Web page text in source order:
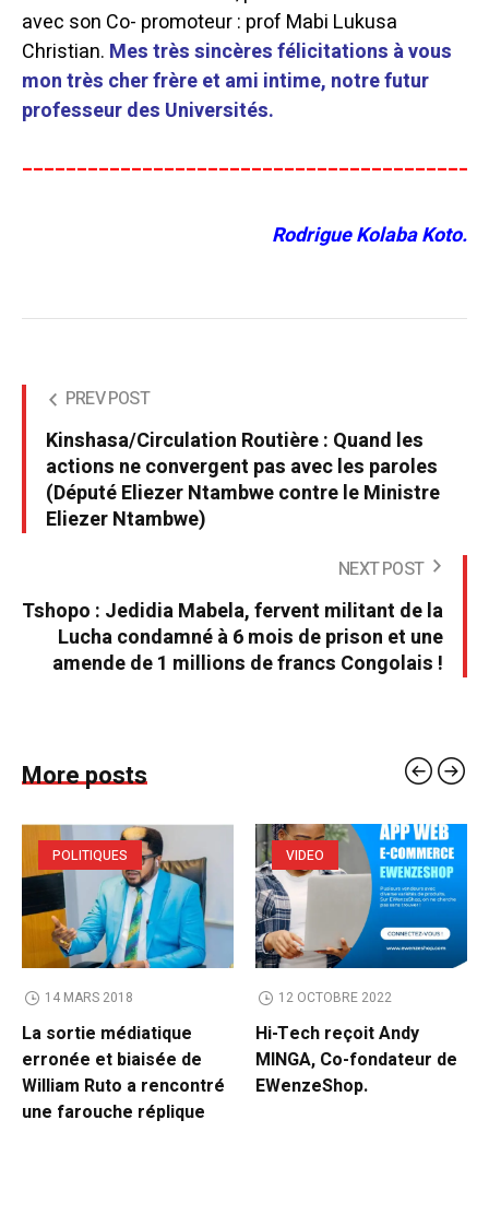
avec son Co- promoteur : prof Mabi Lukusa
Christian. Mes très sincères félicitations à vous
mon très cher frère et ami intime, notre futur
professeur des Universités.
Rodrigue Kolaba Koto.
PREV POST
Kinshasa/Circulation Routière : Quand les
actions ne convergent pas avec les paroles
(Député Eliezer Ntambwe contre le Ministre
Eliezer Ntambwe)
NEXT POST
Tshopo : Jedidia Mabela, fervent militant de la
Lucha condamné à 6 mois de prison et une
amende de 1 millions de francs Congolais !
More posts
POLITIQUES
14 MARS 2018
La sortie médiatique
erronée et biaisée de
William Ruto a rencontré
une farouche réplique
VIDEO
12 OCTOBRE 2022
Hi-Tech reçoit Andy
MINGA, Co-fondateur de
EWenzeShop.